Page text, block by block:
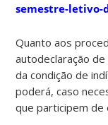
semestre-letivo-
Quanto aos
autodeclaração
da condição de
poderá, caso
que participem de